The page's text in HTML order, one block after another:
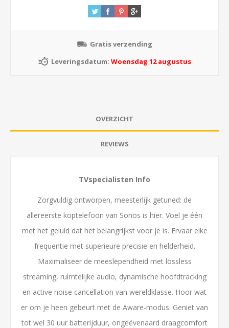
Gratis verzending
Leveringsdatum: Woensdag 12 augustus
OVERZICHT
REVIEWS
TVspecialisten Info
Zorgvuldig ontworpen, meesterlijk getuned: de
allereerste koptelefoon van Sonos is hier. Voel je één
met het geluid dat het belangrijkst voor je is. Ervaar elke
frequentie met superieure precisie en helderheid.
Maximaliseer de meeslependheid met lossless
streaming, ruimtelijke audio, dynamische hoofdtracking
en active noise cancellation van wereldklasse. Hoor wat
er om je heen gebeurt met de Aware-modus. Geniet van
tot wel 30 uur batterijduur, ongeëvenaard draagcomfort